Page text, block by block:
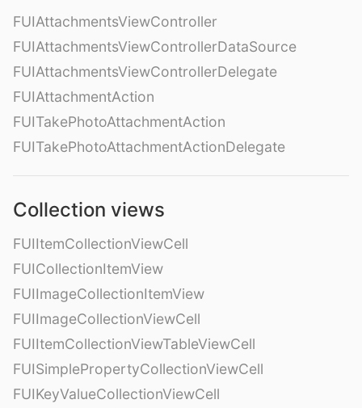
FUIAttachmentsViewController
FUIAttachmentsViewControllerDataSource
FUIAttachmentsViewControllerDelegate
FUIAttachmentAction
FUITakePhotoAttachmentAction
FUITakePhotoAttachmentActionDelegate
Collection views
FUIItemCollectionViewCell
FUICollectionItemView
FUIImageCollectionItemView
FUIImageCollectionViewCell
FUIItemCollectionViewTableViewCell
FUISimplePropertyCollectionViewCell
FUIKeyValueCollectionViewCell